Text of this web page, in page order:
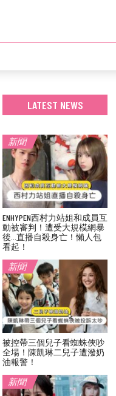
LATEST NEWS
新聞
ENHYPEN西村力站姐和成員互
動被審判！遭受大規模網暴
後…直播自殺身亡！懶人包
看起！
新聞
被控帶三個兒子看蜘蛛俠吵
全場！陳凱琳二兒子遭潑奶
油報警！
新聞